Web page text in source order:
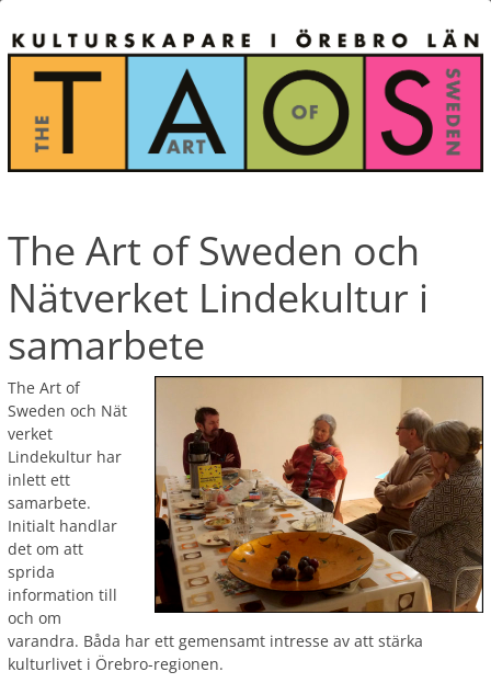
The Art of Sweden och
Nätverket Lindekultur i
samarbete
The Art of
Sweden och Nät
verket
Lindekultur har
inlett ett
samarbete.
Initialt handlar
det om att
sprida
information till
och om
varandra. Båda har ett gemensamt intresse av att stärka
kulturlivet i Örebro-regionen.